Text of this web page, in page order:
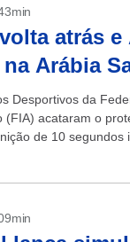
atrás
na Arábia
Desportivos da
(FIA) acataram o
de 10